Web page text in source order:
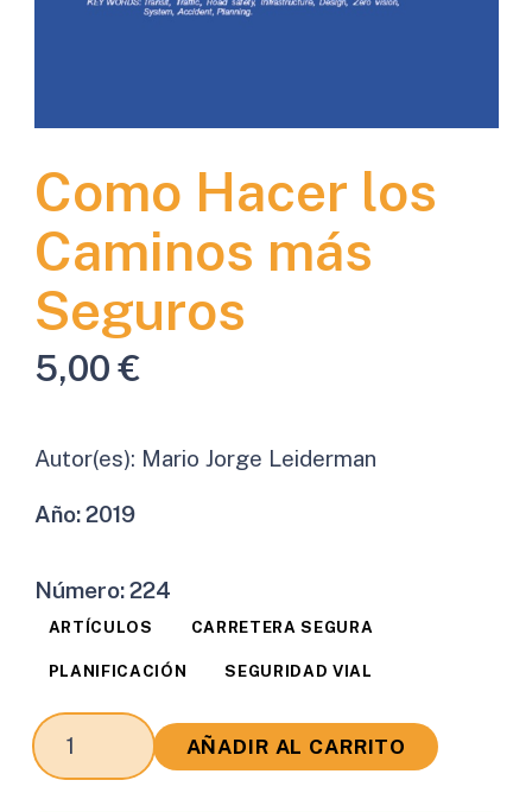
Como Hacer los
Caminos más
Seguros
5,00€
Autor(es): Mario Jorge Leiderman
Año:2019
Número:224
ARTÍCULOS CARRETERA SEGURA
PLANIFICACIÓN SEGURIDAD VIAL
Como
Hacer
AÑADIR AL CARRITO